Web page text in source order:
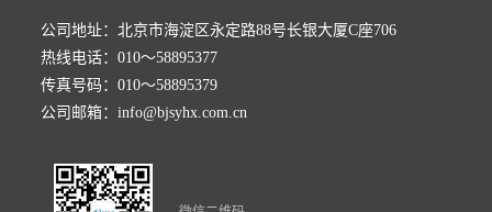
公司地址：北京市海淀区永定路88号长银大厦C座706
热线电话：010～58895377
传真号码：010～58895379
公司邮箱：info@bjsyhx.com.cn